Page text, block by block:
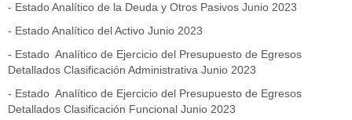
- Estado Analítico de la Deuda y Otros Pasivos Junio 2023
- Estado Analítico del Activo Junio 2023
- Estado Analítico de Ejercicio del Presupuesto de Egresos
Detallados Clasificación Administrativa Junio 2023
- Estado Analítico de Ejercicio del Presupuesto de Egresos
Detallados Clasificación Funcional Junio 2023